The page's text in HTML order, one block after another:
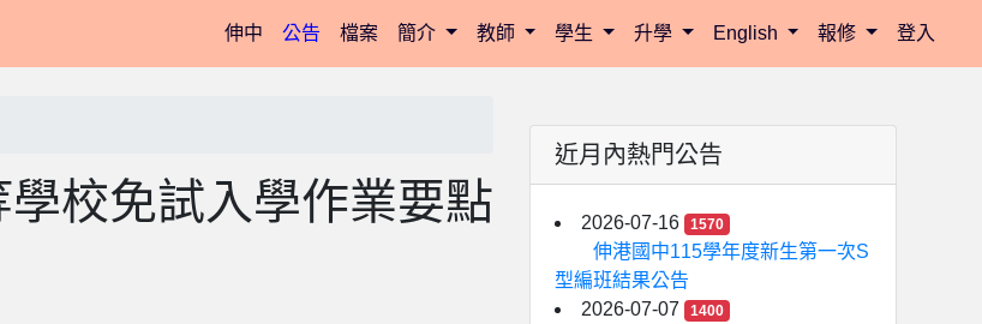
伸中(current)
公告 檔案 簡介 教師 學生 升學 English 報修 登入
校免試入學作業要點
近月內熱門公告
2026-07-16 1570
伸港國中115學年度新生第一次S
型編班結果公告
2026-07-07
1400